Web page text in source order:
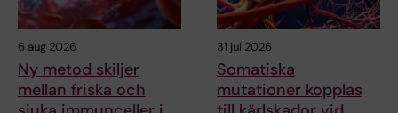
6 aug 2026
Ny metod skiljer
mellan friska och
31 jul 2026
Somatiska
mutationer kopplas